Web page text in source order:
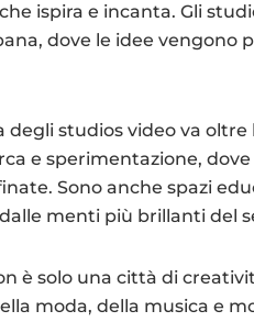
ispira e incanta. Gli
dove le idee vengono
degli studios video va
e sperimentazione,
Sono anche spazi
menti più brillanti del
è solo una città di
moda, della musica e